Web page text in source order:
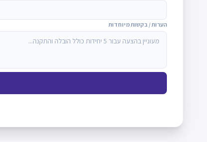
הערות / בקשות מיוחדות